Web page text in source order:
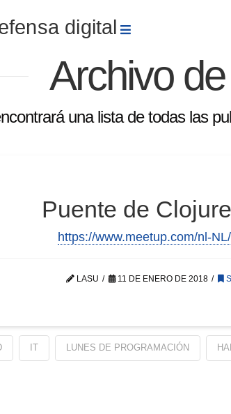
digital
Archivo
una lista de todas las
Puente de
https://www.meetup.com/nl-
LASU 11 DE ENERO DE 2018
IT LUNES DE PROGRAMACIÓN